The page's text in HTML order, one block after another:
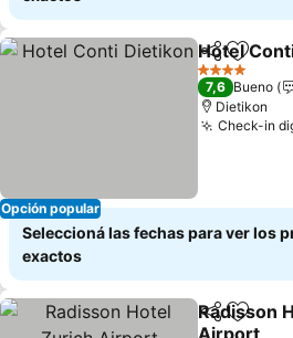
Opción popular
Compartir
Añadir
Hotel
4 Estrellas
7,6 Bueno
Dietikon
Check-in
Seleccioná las fechas para ver los
exactos
Compartir
Radisson
Airport